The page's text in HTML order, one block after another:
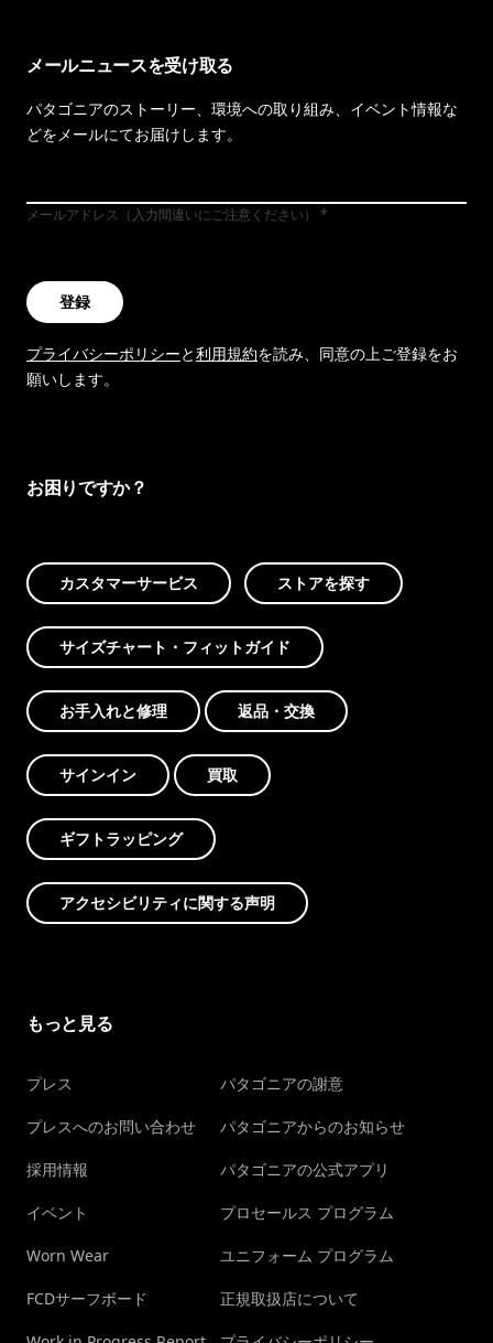
メールニュースを受け取る
パタゴニアのストーリー、環境への取り組み、イベント情報な
どをメールにてお届けします。
メールアドレス（入力間違いにご注意ください）
登録
プライバシーポリシーと利用規約を読み、同意の上ご登録をお
願いします。
お困りですか？
カスタマーサービス ストアを探す
サイズチャート・フィットガイド
お手入れと修理 返品・交換
サインイン 買取
ギフトラッピング
アクセシビリティに関する声明
もっと見る
プレス
プレスへのお問い合わせ
採用情報
イベント
Worn Wear
FCDサーフボード
パタゴニアの謝意
パタゴニアからのお知らせ
パタゴニアの公式アプリ
プロセールス プログラム
ユニフォーム プログラム
正規取扱店について